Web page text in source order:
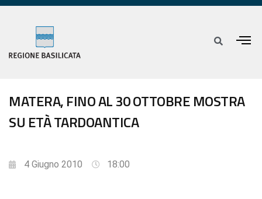
MATERA, FINO AL 30 OTTOBRE MOSTRA
SU ETÀ TARDOANTICA
4 Giugno 2010 18:00